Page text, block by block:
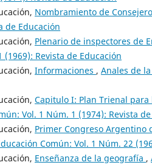
Nombramiento de
de Educación
Plenario de inspectores de
(1969): Revista de Educación
Informaciones , Anales de
Capitulo I: Plan Trienal
Vol. 1 Núm. 1 (1974): Revista
Primer Congreso Argentino
Común: Vol. 1 Núm. 22
Enseñanza de la geografía ,